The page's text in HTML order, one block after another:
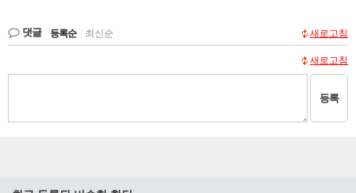
댓글 등록순 최신순 새로고침
새로고침
등록